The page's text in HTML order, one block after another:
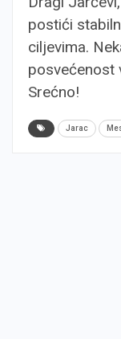
postići
ciljevima.
posvećenost
Srećno!
Jarac